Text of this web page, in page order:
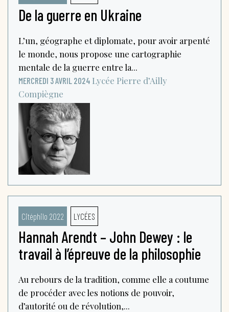
De la guerre en Ukraine
L’un, géographe et diplomate, pour avoir arpenté
le monde, nous propose une cartographie
mentale de la guerre entre la...
MERCREDI 3 AVRIL 2024 Lycée Pierre d’Ailly
Compiègne
Citéphilo 2022 LYCÉES
Hannah Arendt – John Dewey : le
travail à l’épreuve de la philosophie
Au rebours de la tradition, comme elle a coutume
de procéder avec les notions de pouvoir,
d’autorité ou de révolution,...